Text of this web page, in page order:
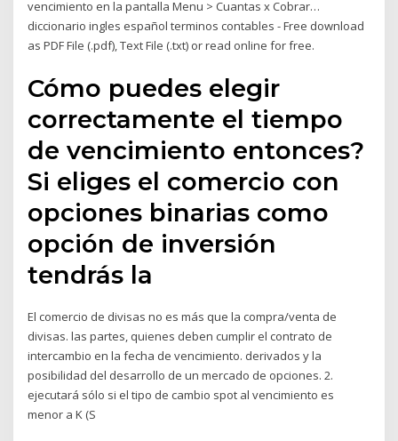
vencimiento en la pantalla Menu > Cuantas x Cobrar…
diccionario ingles español terminos contables - Free download
as PDF File (.pdf), Text File (.txt) or read online for free.
Cómo puedes elegir
correctamente el tiempo
de vencimiento entonces?
Si eliges el comercio con
opciones binarias como
opción de inversión
tendrás la
El comercio de divisas no es más que la compra/venta de
divisas. las partes, quienes deben cumplir el contrato de
intercambio en la fecha de vencimiento. derivados y la
posibilidad del desarrollo de un mercado de opciones. 2.
ejecutará sólo si el tipo de cambio spot al vencimiento es
menor a K (S